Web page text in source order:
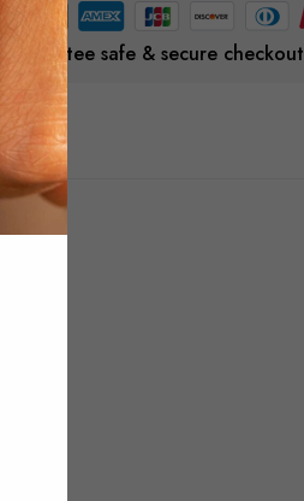
Guarantee safe & secure checkout